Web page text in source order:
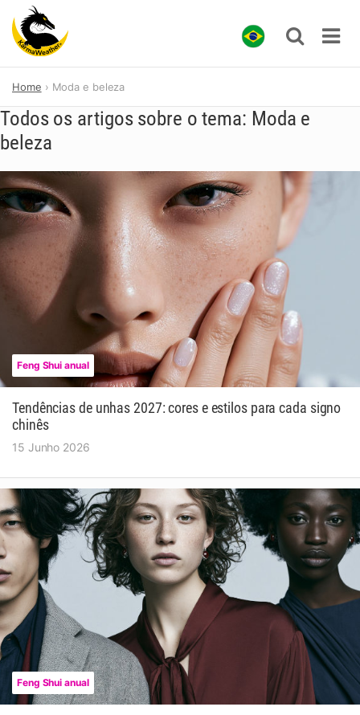
content
Home Moda e beleza
Todos os artigos sobre o tema: Moda e
beleza
Feng Shui anual
Tendências de unhas 2027: cores e estilos para cada signo
chinês
15 Junho 2026
Feng Shui anual